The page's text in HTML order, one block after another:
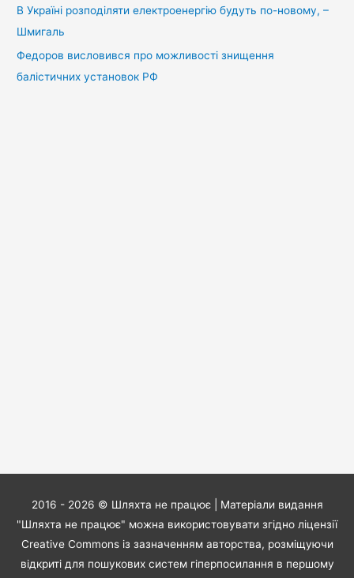
В Україні розподіляти електроенергію будуть по-новому, –
Шмигаль
Федоров висловився про можливості знищення
балістичних установок РФ
2016 - 2026 © Шляхта не працює| Матеріали видання
"Шляхта не працює" можна використовувати згідно ліцензії
Creative Commons із зазначенням авторства, розміщуючи
відкриті для пошукових систем гіперпосилання в першому